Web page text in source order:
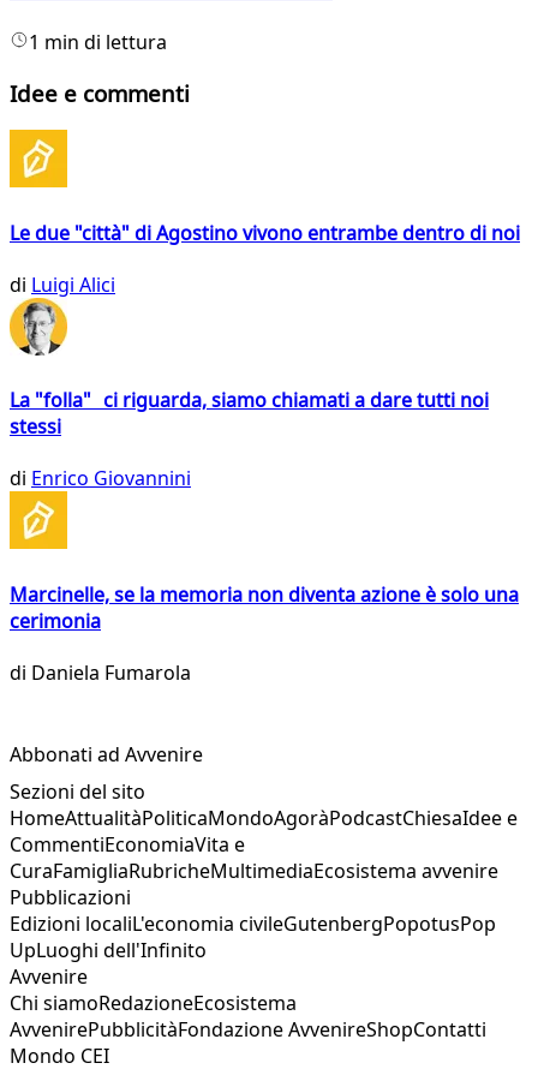
1 min di lettura
Idee e commenti
Le due "città" di Agostino vivono entrambe dentro di noi
di Luigi Alici
La "folla" ci riguarda, siamo chiamati a dare tutti noi
stessi
di Enrico Giovannini
Marcinelle, se la memoria non diventa azione è solo una
cerimonia
di Daniela Fumarola
Abbonati ad Avvenire
Sezioni del sito
HomeAttualitàPoliticaMondoAgoràPodcastChiesaIdee e
CommentiEconomiaVita e
CuraFamigliaRubricheMultimediaEcosistema avvenire
Pubblicazioni
Edizioni localiL'economia civileGutenbergPopotusPop
UpLuoghi dell'Infinito
Avvenire
Chi siamoRedazioneEcosistema
AvvenirePubblicitàFondazione AvvenireShopContatti
Mondo CEI